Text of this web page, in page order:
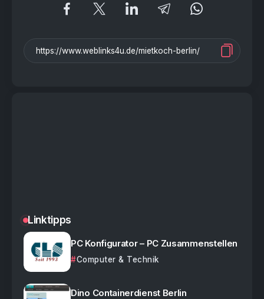
Linktipps
PC Konfigurator – PC Zusammenstellen
Computer & Technik
Dino Containerdienst Berlin